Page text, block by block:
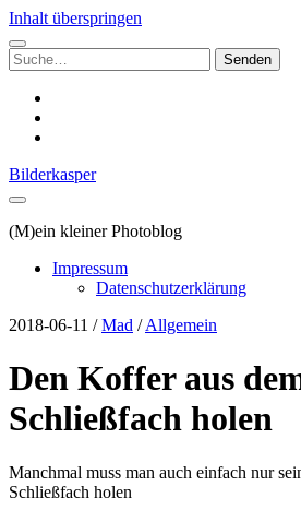
Inhalt überspringen
Suchen
nach:
Bilderkasper
(M)ein kleiner Photoblog
Impressum
Datenschutzerklärung
2018-06-11 /Mad /Allgemein
Den Koffer aus
Schließfach holen
Manchmal muss man auch einfach nur
Schließfach holen